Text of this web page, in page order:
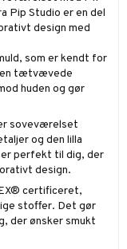
Pip Studio er en del
design med
som er kendt for
tætvævede
huden og gør
soveværelset
og den lilla
perfekt til dig, der
design.
certificeret,
stoffer. Det gør
der ønsker smukt